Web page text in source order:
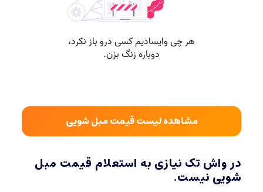
مشاهده لیست قیمت مبل شویی
در واش تک نیازی به استعلام قیمت مبل
شویی نیست.